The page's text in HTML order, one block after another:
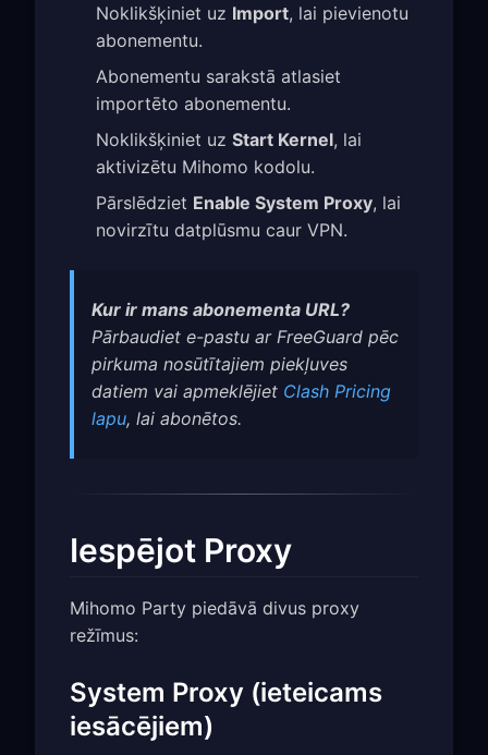
Noklikšķiniet uz Import, lai pievienotu
abonementu.
Abonementu sarakstā atlasiet
importēto abonementu.
Noklikšķiniet uz Start Kernel, lai
aktivizētu Mihomo kodolu.
Pārslēdziet Enable System Proxy, lai
novirzītu datplūsmu caur VPN.
Kur ir mans abonementa URL?
Pārbaudiet e-pastu ar FreeGuard pēc
pirkuma nosūtītajiem piekļuves
datiem vai apmeklējiet Clash Pricing
lapu, lai abonētos.
Iespējot Proxy
Mihomo Party piedāvā divus proxy
režīmus:
System Proxy (ieteicams
iesācējiem)